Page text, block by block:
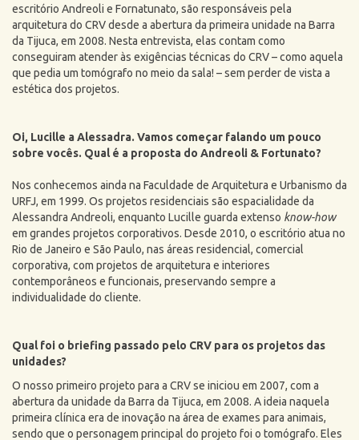
escritório Andreoli e Fornatunato, são responsáveis pela
arquitetura do CRV desde a abertura da primeira unidade na Barra
da Tijuca, em 2008. Nesta entrevista, elas contam como
conseguiram atender às exigências técnicas do CRV – como aquela
que pedia um tomógrafo no meio da sala! – sem perder de vista a
estética dos projetos.
Oi, Lucille a Alessadra. Vamos começar falando um pouco
sobre vocês. Qual é a proposta do Andreoli & Fortunato?
Nos conhecemos ainda na Faculdade de Arquitetura e Urbanismo da
URFJ, em 1999. Os projetos residenciais são espacialidade da
Alessandra Andreoli, enquanto Lucille guarda extenso know-how
em grandes projetos corporativos. Desde 2010, o escritório atua no
Rio de Janeiro e São Paulo, nas áreas residencial, comercial
corporativa, com projetos de arquitetura e interiores
contemporâneos e funcionais, preservando sempre a
individualidade do cliente.
Qual foi o briefing passado pelo CRV para os projetos das
unidades?
O nosso primeiro projeto para a CRV se iniciou em 2007, com a
abertura da unidade da Barra da Tijuca, em 2008. A ideia naquela
primeira clínica era de inovação na área de exames para animais,
sendo que o personagem principal do projeto foi o tomógrafo. Eles